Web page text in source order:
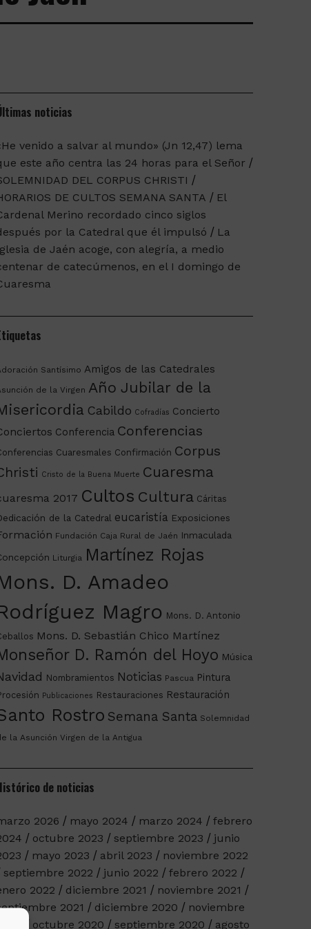
noticias
venido a salvar al mundo» (Jn 12,47) lema
este año centra las 24 horas para el Señor
DEL CORPUS CHRISTI
DE CULTOS SEMANA SANTA
El
Merino recordado cinco siglos
por la Catedral que él impulsó
La
de Jaén acoge, con alegría, a medio
de catecúmenos, en el I domingo de
Santísimo Amigos de las Catedrales
de la Virgen Año Jubilar de la
Cabildo Cofradías Concierto
Conferencia Conferencias
Cuaresmales Confirmación Corpus
Cristo de la Buena Muerte Cuaresma
2017 Cultos Cultura Cáritas
de la Catedral eucaristía Exposiciones
Fundación Caja Rural de Jaén Inmaculada
Liturgia Martínez Rojas
D. Amadeo
Magro Mons. D. Antonio
Mons. D. Sebastián Chico Martínez
D. Ramón del Hoyo Música
Nombramientos Noticias Pascua Pintura
Publicaciones Restauraciones Restauración
Rostro Semana Santa Solemnidad
la Asunción Virgen de la Antigua
de noticias
2026 mayo 2024 marzo 2024
febrero
octubre 2023 septiembre 2023
junio
mayo 2023 abril 2023
noviembre 2022
septiembre 2022
junio 2022
febrero 2022
2022
diciembre 2021
noviembre 2021
2021
diciembre 2020
noviembre
octubre 2020 septiembre 2020
agosto